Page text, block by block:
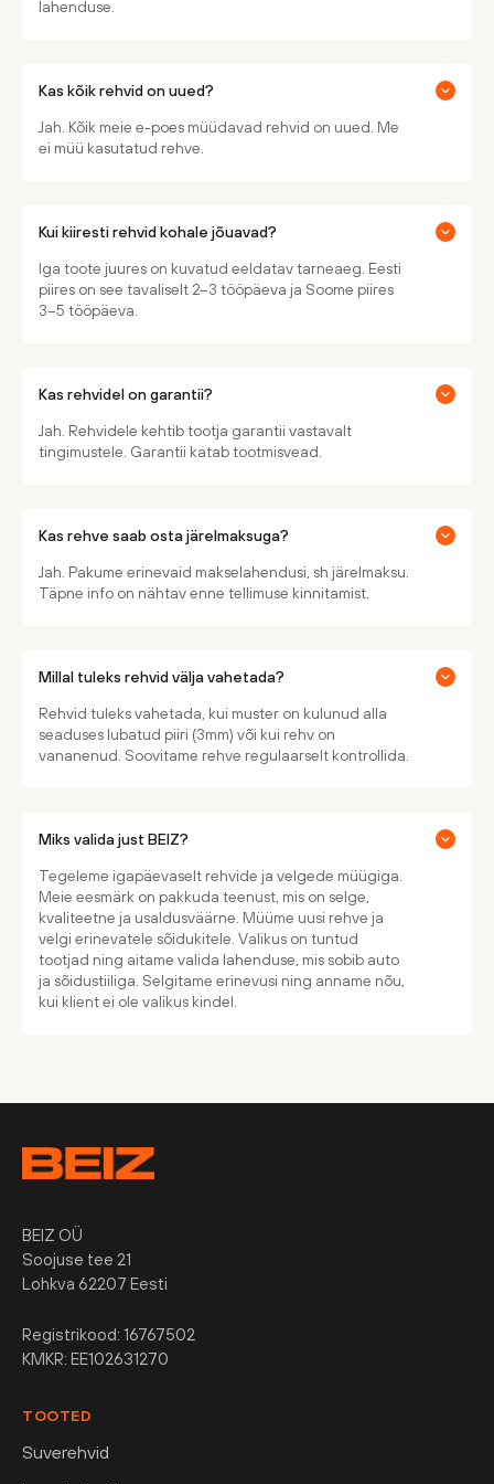
lahenduse.
Kas kõik rehvid on uued?
Jah. Kõik meie e-poes müüdavad rehvid on uued. Me
ei müü kasutatud rehve.
Kui kiiresti rehvid kohale jõuavad?
Iga toote juures on kuvatud eeldatav tarneaeg. Eesti
piires on see tavaliselt 2–3 tööpäeva ja Soome piires
3–5 tööpäeva.
Kas rehvidel on garantii?
Jah. Rehvidele kehtib tootja garantii vastavalt
tingimustele. Garantii katab tootmisvead.
Kas rehve saab osta järelmaksuga?
Jah. Pakume erinevaid makselahendusi, sh järelmaksu.
Täpne info on nähtav enne tellimuse kinnitamist.
Millal tuleks rehvid välja vahetada?
Rehvid tuleks vahetada, kui muster on kulunud alla
seaduses lubatud piiri (3mm) või kui rehv on
vananenud. Soovitame rehve regulaarselt kontrollida.
Miks valida just BEIZ?
Tegeleme igapäevaselt rehvide ja velgede müügiga.
Meie eesmärk on pakkuda teenust, mis on selge,
kvaliteetne ja usaldusväärne. Müüme uusi rehve ja
velgi erinevatele sõidukitele. Valikus on tuntud
tootjad ning aitame valida lahenduse, mis sobib auto
ja sõidustiiliga. Selgitame erinevusi ning anname nõu,
kui klient ei ole valikus kindel.
BEIZ OÜ
Soojuse tee 21
Lohkva 62207 Eesti
Registrikood: 16767502
KMKR: EE102631270
TOOTED
Suverehvid